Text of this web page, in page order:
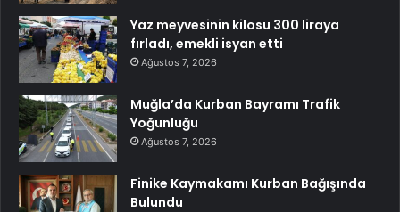
Yaz meyvesinin kilosu 300 liraya
fırladı, emekli isyan etti
Ağustos 7, 2026
Muğla’da Kurban Bayramı Trafik
Yoğunluğu
Ağustos 7, 2026
Finike Kaymakamı Kurban Bağışında
Bulundu